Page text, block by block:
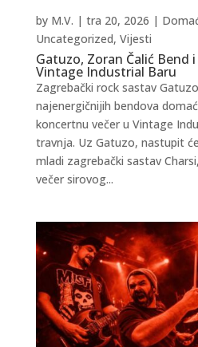
Gatuzo, Zoran Čalić Bend
Vintage Industrial Baru
by M.V. | tra 20, 2026 |
Uncategorized, Vijesti
Zagrebački rock sastav
najenergičnijih bendova
koncertnu večer u Vintage
travnja. Uz Gatuzo, nastupit
mladi zagrebački sastav
večer sirovog...